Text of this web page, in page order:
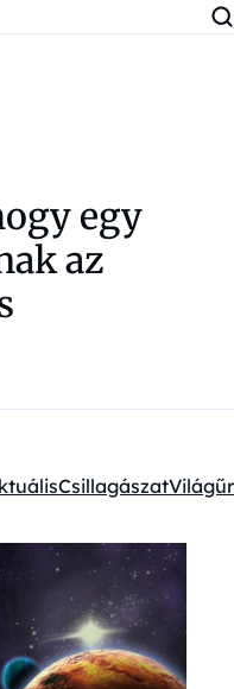
egy
az
CsillagászatVilágűr